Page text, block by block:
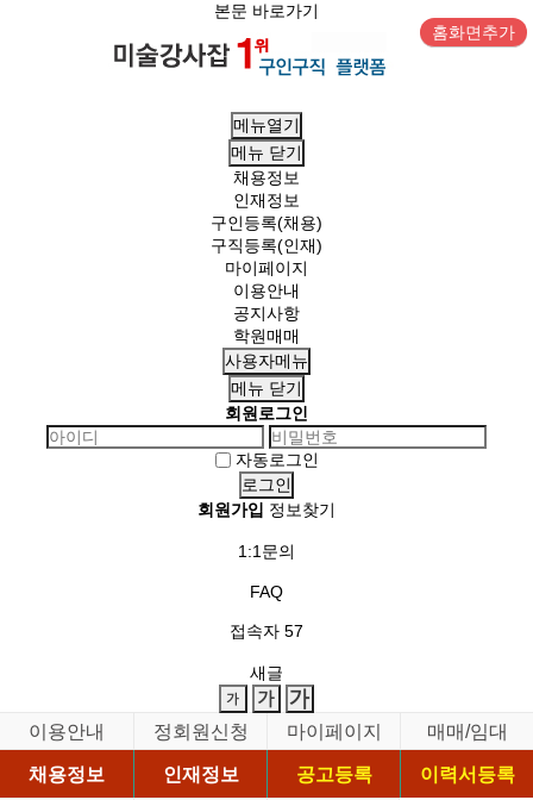
본문 바로가기
홈화면추가
메뉴열기
메뉴 닫기
채용정보
인재정보
구인등록(채용)
구직등록(인재)
마이페이지
이용안내
공지사항
학원매매
사용자메뉴
메뉴 닫기
회원로그인
자동로그인
회원가입 정보찾기
1:1문의
FAQ
접속자 57
새글
이용안내 정회원신청 마이페이지
매매/임대
채용정보
인재정보 공고등록
이력서등록